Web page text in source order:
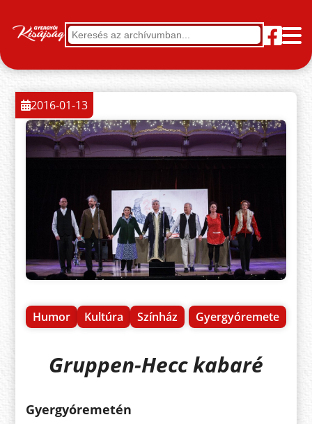
Humor Kultúra Színház Gyergyóremete
2016-01-13
Gruppen-Hecc kabaré
Gyergyóremetén